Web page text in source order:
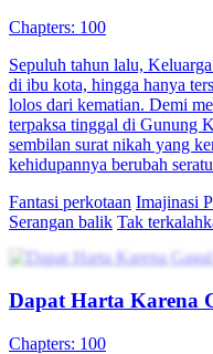
Chapters: 100
Sepuluh tahun lalu,
di ibu kota, hingga hanya
lolos dari kematian. Demi
terpaksa tinggal di Gunung
sembilan surat nikah yang
kehidupannya berubah
Fantasi perkotaan Imajinasi
Serangan balik Tak
Dapat Harta Karena
Chapters: 100